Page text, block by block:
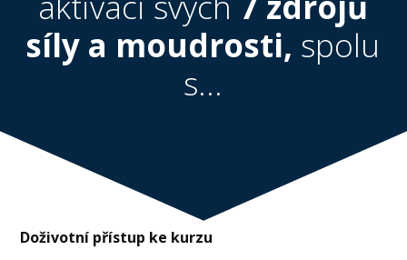
síly a moudrosti, spolu
s...
Doživotní přístup ke kurzu